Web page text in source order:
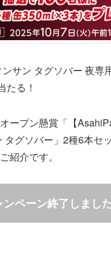
サン タグソバー 夜専
たる！
ープン懸賞「【
タグソバー」2種6本セ
紹介です。
ンペーン終了しまし